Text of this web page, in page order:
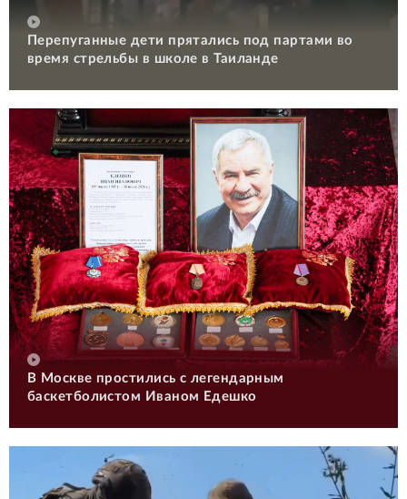
Перепуганные дети прятались под партами во
время стрельбы в школе в Таиланде
В Москве простились с легендарным
баскетболистом Иваном Едешко